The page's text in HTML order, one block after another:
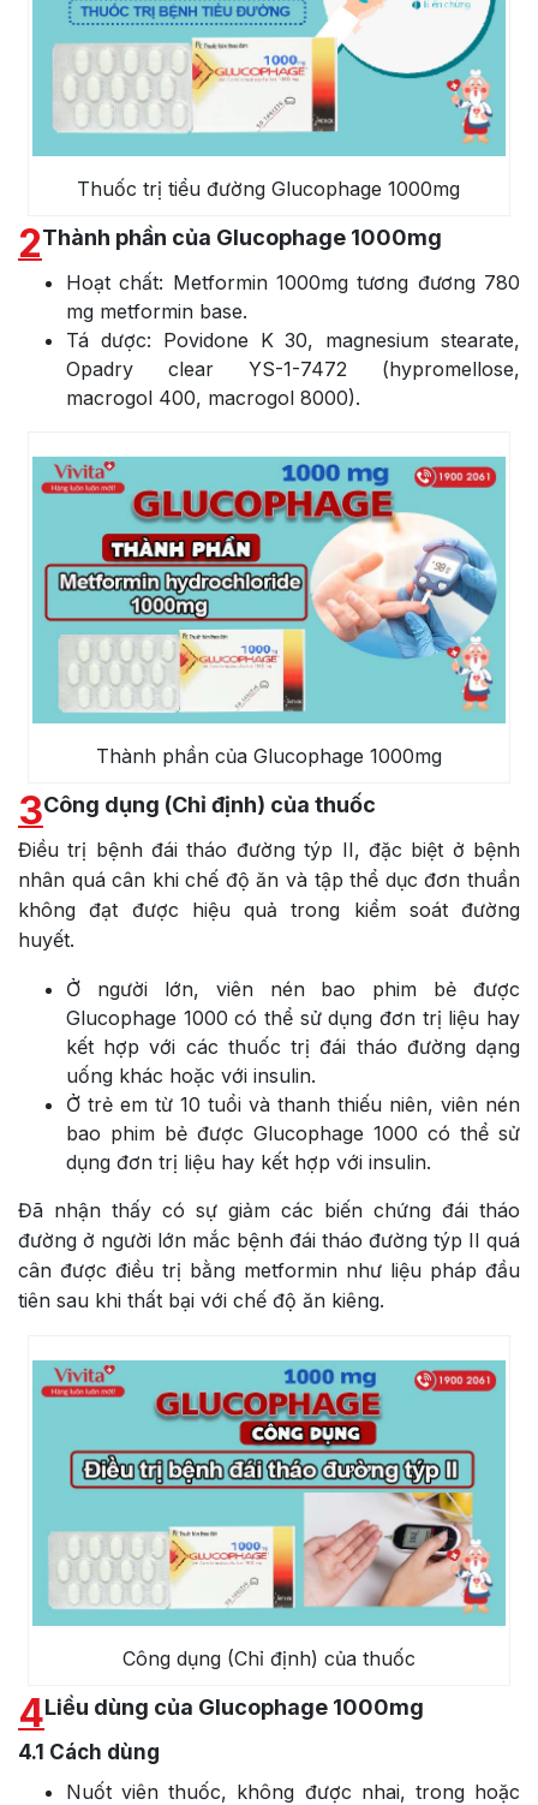
Thuốc trị tiểu đường Glucophage 1000mg
2Thành phần của Glucophage 1000mg
Hoạt chất: Metformin 1000mg tương đương 780
mg metformin base.
Tá dược: Povidone K 30, magnesium stearate,
Opadry clear YS-1-7472 (hypromellose,
macrogol 400, macrogol 8000).
Thành phần của Glucophage 1000mg
3Công dụng (Chỉ định) của thuốc
Điều trị bệnh đái tháo đường týp II, đặc biệt ở bệnh
nhân quá cân khi chế độ ăn và tập thể dục đơn thuần
không đạt được hiệu quả trong kiểm soát đường
huyết.
Ở người lớn, viên nén bao phim bẻ được
Glucophage 1000 có thể sử dụng đơn trị liệu hay
kết hợp với các thuốc trị đái tháo đường dạng
uống khác hoặc với insulin.
Ở trẻ em từ 10 tuổi và thanh thiếu niên, viên nén
bao phim bẻ được Glucophage 1000 có thể sử
dụng đơn trị liệu hay kết hợp với insulin.
Đã nhận thấy có sự giảm các biến chứng đái tháo
đường ở người lớn mắc bệnh đái tháo đường týp II quá
cân được điều trị bằng metformin như liệu pháp đầu
tiên sau khi thất bại với chế độ ăn kiêng.
Công dụng (Chỉ định) của thuốc
4Liều dùng của Glucophage 1000mg
4.1 Cách dùng
Nuốt viên thuốc, không được nhai, trong hoặc